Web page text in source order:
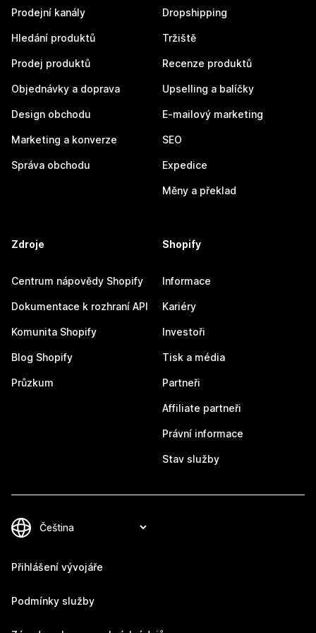
Prodejní kanály
Hledání produktů
Prodej produktů
Objednávky a doprava
Design obchodu
Marketing a konverze
Správa obchodu
Dropshipping
Tržiště
Recenze produktů
Upselling a balíčky
E-mailový marketing
SEO
Expedice
Měny a překlad
Zdroje
Centrum nápovědy Shopify
Dokumentace k rozhraní API
Komunita Shopify
Blog Shopify
Průzkum
Shopify
Informace
Kariéry
Investoři
Tisk a média
Partneři
Affiliate partneři
Právní informace
Stav služby
Přihlášení vývojáře
Podmínky služby